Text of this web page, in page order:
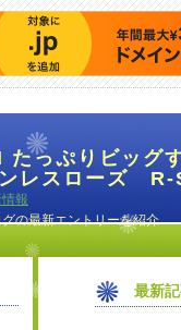
たっぷりビッグ
レスローズ R-
報
の最新エントリーを紹介
最新